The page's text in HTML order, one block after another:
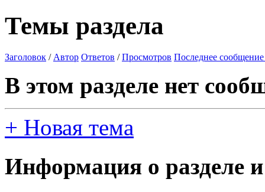
Темы раздела
Заголовок / Автор Ответов /Просмотров Последнее сообщение
В этом разделе нет
+ Новая тема
Информация о разделе